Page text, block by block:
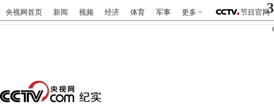
央视网首页 新闻 视频 经济 体育 军事 更多 节目官网